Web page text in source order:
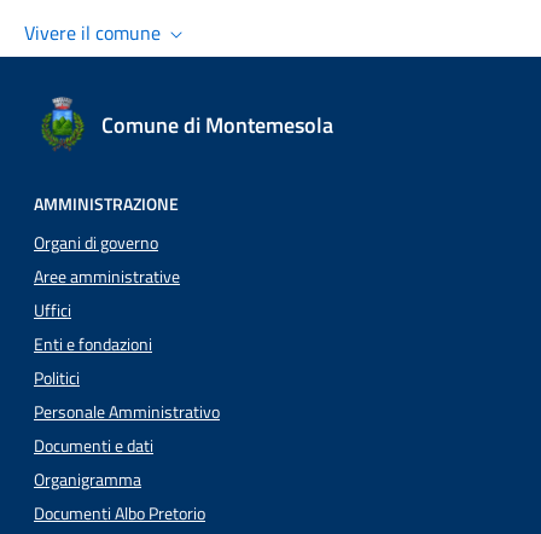
Vivere il comune
Comune di Montemesola
AMMINISTRAZIONE
Organi di governo
Aree amministrative
Uffici
Enti e fondazioni
Politici
Personale Amministrativo
Documenti e dati
Organigramma
Documenti Albo Pretorio